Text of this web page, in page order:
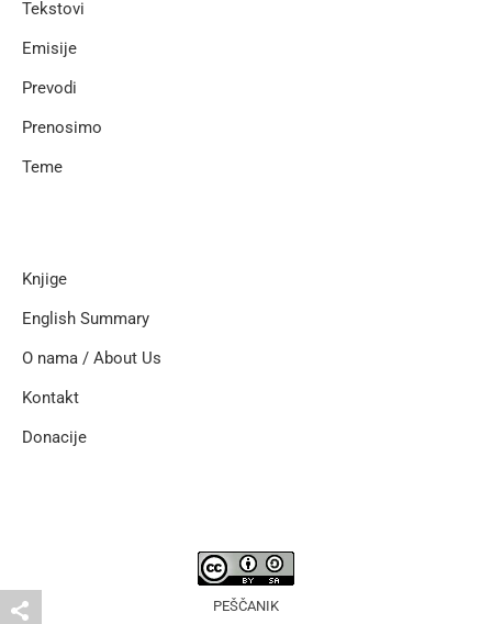
Tekstovi
Emisije
Prevodi
Prenosimo
Teme
Knjige
English Summary
O nama / About Us
Kontakt
Donacije
PEŠČANIK